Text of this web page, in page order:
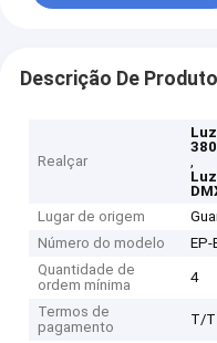
Descrição De Produto
Realçar
,
Lugar de origem
Número do modelo
EP-
Quantidade de
ordem mínima
4
Termos de
pagamento
T/T